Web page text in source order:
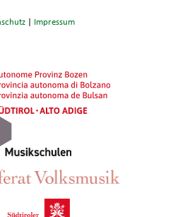
| Impressum